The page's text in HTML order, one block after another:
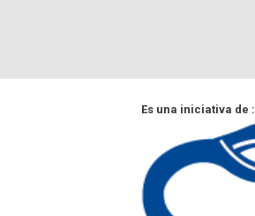
Es una iniciativa de :